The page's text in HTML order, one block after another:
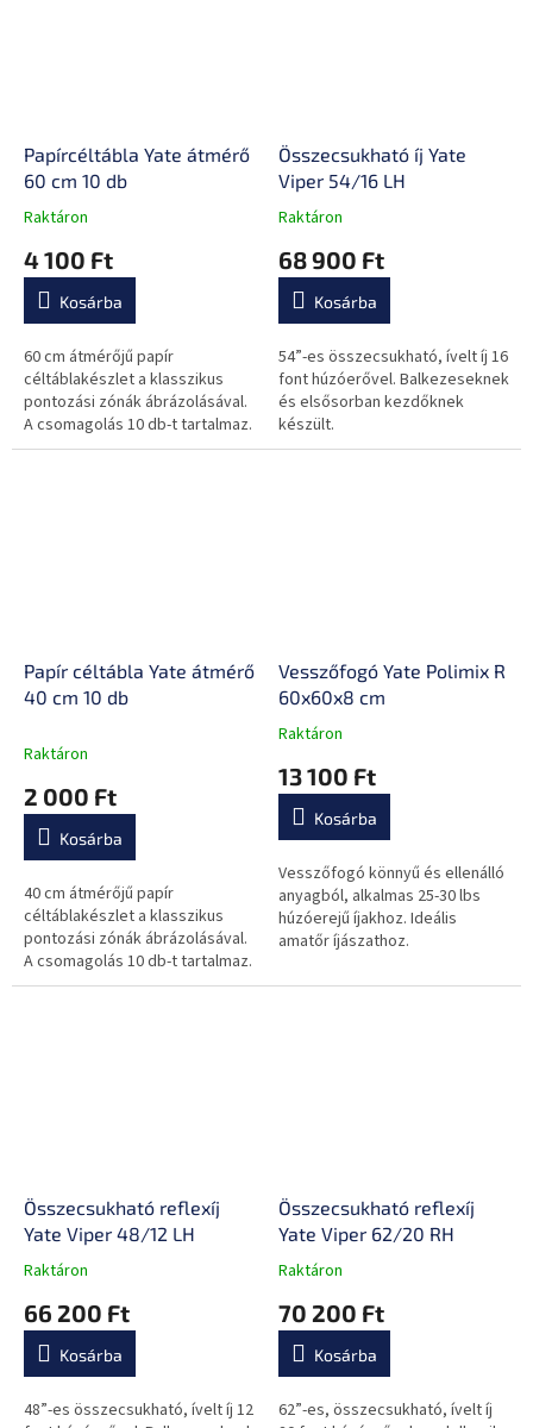
Papírcéltábla Yate átmérő
60 cm 10 db
A
átlagos
értékelése
0,0
csillag.
Raktáron
4 100 Ft
Kosárba
60 cm átmérőjű papír
céltáblakészlet a klasszikus
pontozási zónák ábrázolásával.
A csomagolás 10 db-t tartalmaz.
Összecsukható íj Yate
Viper 54/16 LH
A
átlagos
értékelése
0,0
csillag.
Raktáron
68 900 Ft
Kosárba
54”-es összecsukható, ívelt íj 16
font húzóerővel. Balkezeseknek
és elsősorban kezdőknek
készült.
Papír céltábla Yate átmérő
40 cm 10 db
Raktáron
2 000 Ft
Kosárba
40 cm átmérőjű papír
céltáblakészlet a klasszikus
pontozási zónák ábrázolásával.
A csomagolás 10 db-t tartalmaz.
Vesszőfogó Yate Polimix R
60x60x8 cm
A
átlagos
értékelése
0,0
csillag.
Raktáron
13 100 Ft
Kosárba
Vesszőfogó könnyű és ellenálló
anyagból, alkalmas 25-30 lbs
húzóerejű íjakhoz. Ideális
amatőr íjászathoz.
Összecsukható reflexíj
Yate Viper 48/12 LH
A
átlagos
értékelése
0,0
Raktáron
66 200 Ft
Kosárba
48”-es összecsukható, ívelt íj 12
Összecsukható reflexíj
Yate Viper 62/20 RH
A
átlagos
értékelése
0,0
Raktáron
70 200 Ft
Kosárba
62”-es, összecsukható, ívelt íj